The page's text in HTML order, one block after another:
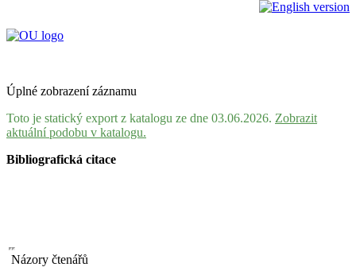
Úplné zobrazení záznamu
Toto je statický export z katalogu ze dne 03.06.2026. Zobrazit
aktuální podobu v katalogu.
Bibliografická citace
Názory čtenářů